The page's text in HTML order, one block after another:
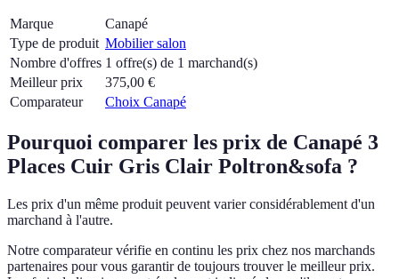
Marque
Canapé
Type de produit Mobilier salon
Nombre d'offres 1 offre(s) de 1 marchand(s)
Meilleur prix
375,00 €
Comparateur
Choix Canapé
Pourquoi comparer les prix de Canapé 3
Places Cuir Gris Clair Poltron&sofa ?
Les prix d'un même produit peuvent varier considérablement d'un
marchand à l'autre.
Notre comparateur vérifie en continu les prix chez nos marchands
partenaires pour vous garantir de toujours trouver le meilleur prix.